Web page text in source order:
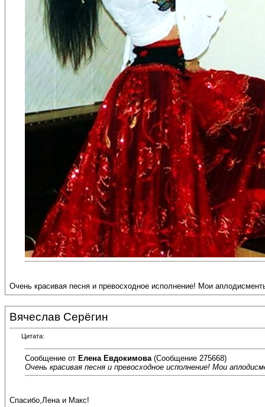
Очень красивая песня и превосходное исполнение! Мои
Вячеслав Серёгин
Цитата:
Сообщение от Елена Евдокимова (Сообщение 275668)
Очень красивая песня и превосходное исполнение! Мои
Спасибо,Лена и Макс!